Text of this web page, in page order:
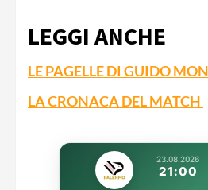
LEGGI ANCHE
LE PAGELLE DI GUIDO
LA CRONACA DEL MATCH
23.08.2026
21:00